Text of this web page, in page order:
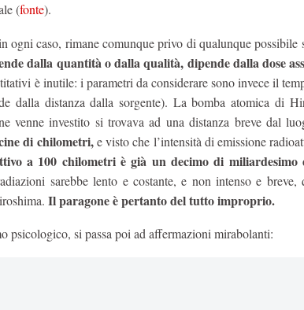
(fonte).
caso, rimane comunque privo di qualunque possibile
dalla quantità o dalla qualità, dipende dalla dose
è inutile: i parametri da considerare sono invece il
dalla distanza dalla sorgente). La bomba atomica di
investito si trovava ad una distanza breve dal
di chilometri,e visto che l’intensità di emissione
a 100 chilometri è già un decimo di miliardesimo
sarebbe lento e costante, e non intenso e breve,
Il paragone è pertanto del tutto improprio.
psicologico, si passa poi ad affermazioni mirabolanti: